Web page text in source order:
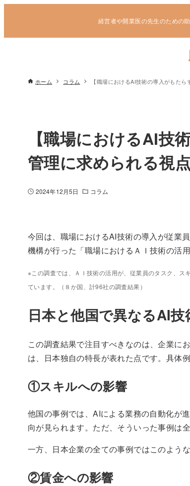
経営者や開業医の先生のための
ホーム コラム 【職場におけるAI技術の導入がもた
【職場におけるAI技
管理に求められる視
2024年12月5日 コラム
今回は、職場におけるAI技術の導入が従業
機構が行った「職場におけるＡＩ技術の活
※この調査では、ＡＩ技術の活用が、従業員のタスク、ス
ています。（８か国、計96社の調査結果）
日本と他国で異なるAI技
この調査結果で注目すべきなのは、企業に
は、日本独自の特長が表れた点です。具体
①スキルへの影響
他国の事例では、AIによる業務の自動化が
向が見られます。ただ、そういった事例は
一方、日本企業の全ての事例ではこのよう
②賃金への影響